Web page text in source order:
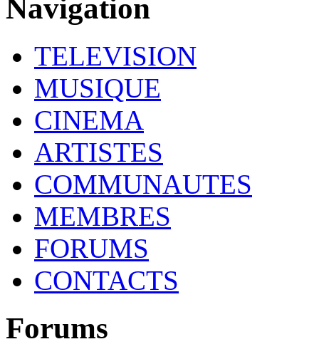
Navigation
TELEVISION
MUSIQUE
CINEMA
ARTISTES
COMMUNAUTES
MEMBRES
FORUMS
CONTACTS
Forums